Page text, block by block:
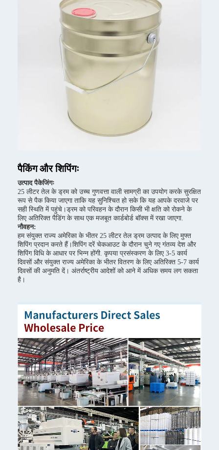
पैकिंग और शिपिंगः
उत्पाद पैकेजिंगः
25 लीटर तेल के ड्रम को उच्च गुणवत्ता वाली सामग्री का उपयोग करके सुरक्षित
रूप से पैक किया जाएगा ताकि यह सुनिश्चित हो सके कि यह आपके दरवाजे पर
सही स्थिति में पहुंचे।ड्रम को परिवहन के दौरान किसी भी क्षति को रोकने के
लिए अतिरिक्त पैडिंग के साथ एक मजबूत कार्डबोर्ड बॉक्स में रखा जाएगा.
नौवहन:
हम संयुक्त राज्य अमेरिका के भीतर 25 लीटर तेल ड्रम उत्पाद के लिए मुफ्त
शिपिंग प्रदान करते हैं।शिपिंग दरें चेकआउट के दौरान चुने गए गंतव्य देश और
शिपिंग विधि के आधार पर भिन्न होंगी. कृपया प्रसंस्करण के लिए 3-5 कार्य
दिवसों और संयुक्त राज्य अमेरिका के भीतर वितरण के लिए अतिरिक्त 5-7 कार्य
दिवसों की अनुमति दें। अंतर्राष्ट्रीय आदेशों को आने में अधिक समय लग सकता
है।